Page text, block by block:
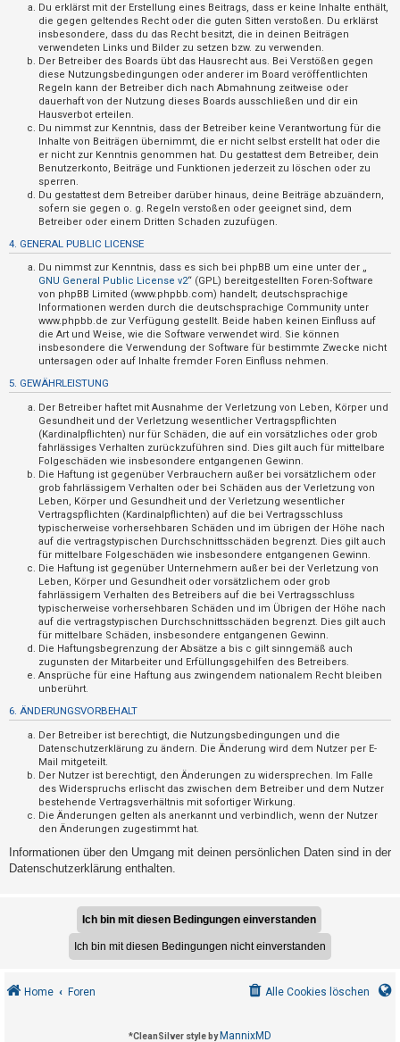
t
e
m
Du erklärst mit der Erstellung eines Beitrags, dass er keine Inhalte enthält,
die gegen geltendes Recht oder die guten Sitten verstoßen. Du erklärst
insbesondere, dass du das Recht besitzt, die in deinen Beiträgen
verwendeten Links und Bilder zu setzen bzw. zu verwenden.
Der Betreiber des Boards übt das Hausrecht aus. Bei Verstößen gegen
diese Nutzungsbedingungen oder anderer im Board veröffentlichten
Regeln kann der Betreiber dich nach Abmahnung zeitweise oder
dauerhaft von der Nutzung dieses Boards ausschließen und dir ein
Hausverbot erteilen.
Du nimmst zur Kenntnis, dass der Betreiber keine Verantwortung für die
Inhalte von Beiträgen übernimmt, die er nicht selbst erstellt hat oder die
er nicht zur Kenntnis genommen hat. Du gestattest dem Betreiber, dein
Benutzerkonto, Beiträge und Funktionen jederzeit zu löschen oder zu
sperren.
Du gestattest dem Betreiber darüber hinaus, deine Beiträge abzuändern,
sofern sie gegen o. g. Regeln verstoßen oder geeignet sind, dem
Betreiber oder einem Dritten Schaden zuzufügen.
4. GENERAL PUBLIC LICENSE
Du nimmst zur Kenntnis, dass es sich bei phpBB um eine unter der „
GNU General Public License v2“ (GPL) bereitgestellten Foren-Software
von phpBB Limited (www.phpbb.com) handelt; deutschsprachige
Informationen werden durch die deutschsprachige Community unter
www.phpbb.de zur Verfügung gestellt. Beide haben keinen Einfluss auf
die Art und Weise, wie die Software verwendet wird. Sie können
insbesondere die Verwendung der Software für bestimmte Zwecke nicht
untersagen oder auf Inhalte fremder Foren Einfluss nehmen.
5. GEWÄHRLEISTUNG
Der Betreiber haftet mit Ausnahme der Verletzung von Leben, Körper und
Gesundheit und der Verletzung wesentlicher Vertragspflichten
(Kardinalpflichten) nur für Schäden, die auf ein vorsätzliches oder grob
fahrlässiges Verhalten zurückzuführen sind. Dies gilt auch für mittelbare
Folgeschäden wie insbesondere entgangenen Gewinn.
Die Haftung ist gegenüber Verbrauchern außer bei vorsätzlichem oder
grob fahrlässigem Verhalten oder bei Schäden aus der Verletzung von
Leben, Körper und Gesundheit und der Verletzung wesentlicher
Vertragspflichten (Kardinalpflichten) auf die bei Vertragsschluss
typischerweise vorhersehbaren Schäden und im übrigen der Höhe nach
auf die vertragstypischen Durchschnittsschäden begrenzt. Dies gilt auch
für mittelbare Folgeschäden wie insbesondere entgangenen Gewinn.
Die Haftung ist gegenüber Unternehmern außer bei der Verletzung von
Leben, Körper und Gesundheit oder vorsätzlichem oder grob
fahrlässigem Verhalten des Betreibers auf die bei Vertragsschluss
typischerweise vorhersehbaren Schäden und im Übrigen der Höhe nach
auf die vertragstypischen Durchschnittsschäden begrenzt. Dies gilt auch
für mittelbare Schäden, insbesondere entgangenen Gewinn.
Die Haftungsbegrenzung der Absätze a bis c gilt sinngemäß auch
zugunsten der Mitarbeiter und Erfüllungsgehilfen des Betreibers.
Ansprüche für eine Haftung aus zwingendem nationalem Recht bleiben
unberührt.
6. ÄNDERUNGSVORBEHALT
Der Betreiber ist berechtigt, die Nutzungsbedingungen und die
Datenschutzerklärung zu ändern. Die Änderung wird dem Nutzer per E-
Mail mitgeteilt.
Der Nutzer ist berechtigt, den Änderungen zu widersprechen. Im Falle
des Widerspruchs erlischt das zwischen dem Betreiber und dem Nutzer
bestehende Vertragsverhältnis mit sofortiger Wirkung.
Die Änderungen gelten als anerkannt und verbindlich, wenn der Nutzer
den Änderungen zugestimmt hat.
Informationen über den Umgang mit deinen persönlichen Daten sind in der
Datenschutzerklärung enthalten.
Home Foren Alle Cookies löschen
*CleanSilver style byMannixMD